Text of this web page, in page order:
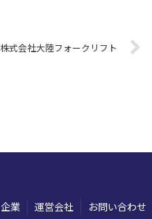
株式会社大陸フォークリフト
企業 運営会社 お問い合わせ